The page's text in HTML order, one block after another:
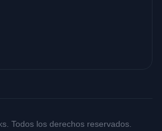
Todos los derechos reservados.